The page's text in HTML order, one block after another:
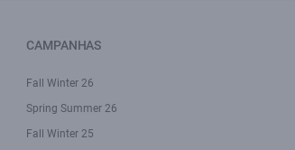
CAMPANHAS
Fall Winter 26
Spring Summer 26
Fall Winter 25